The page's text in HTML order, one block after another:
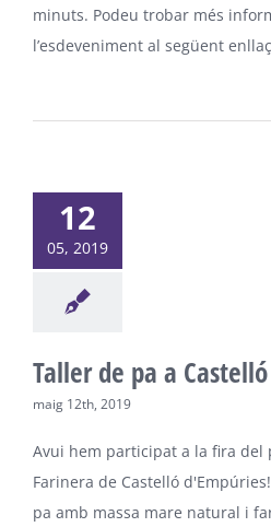
minuts. Podeu trobar més
l’esdeveniment al següent
12
05, 2019
Taller de pa a
maig 12th, 2019
Avui hem participat a la fira del
Farinera de Castelló
pa amb massa mare natural i